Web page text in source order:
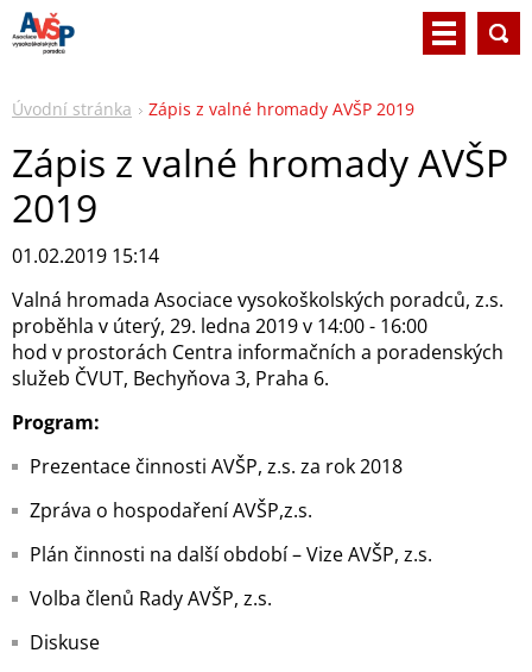
Úvodní stránka Zápis z valné hromady AVŠP 2019
Zápis z valné hromady AVŠP
2019
01.02.2019 15:14
Valná hromada Asociace vysokoškolských poradců, z.s.
proběhla v úterý, 29. ledna 2019 v 14:00 - 16:00
hod v prostorách Centra informačních a poradenských
služeb ČVUT, Bechyňova 3, Praha 6.
Program:
Prezentace činnosti AVŠP, z.s. za rok 2018
Zpráva o hospodaření AVŠP,z.s.
Plán činnosti na další období – Vize AVŠP, z.s.
Volba členů Rady AVŠP, z.s.
Diskuse